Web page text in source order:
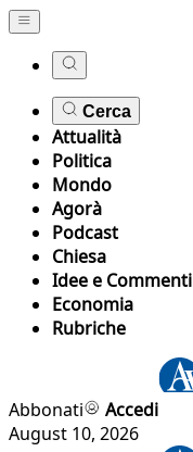
Cerca
Attualità
Politica
Mondo
Agorà
Podcast
Chiesa
Idee e Commenti
Economia
Rubriche
Abbonati
Accedi
August 10, 2026